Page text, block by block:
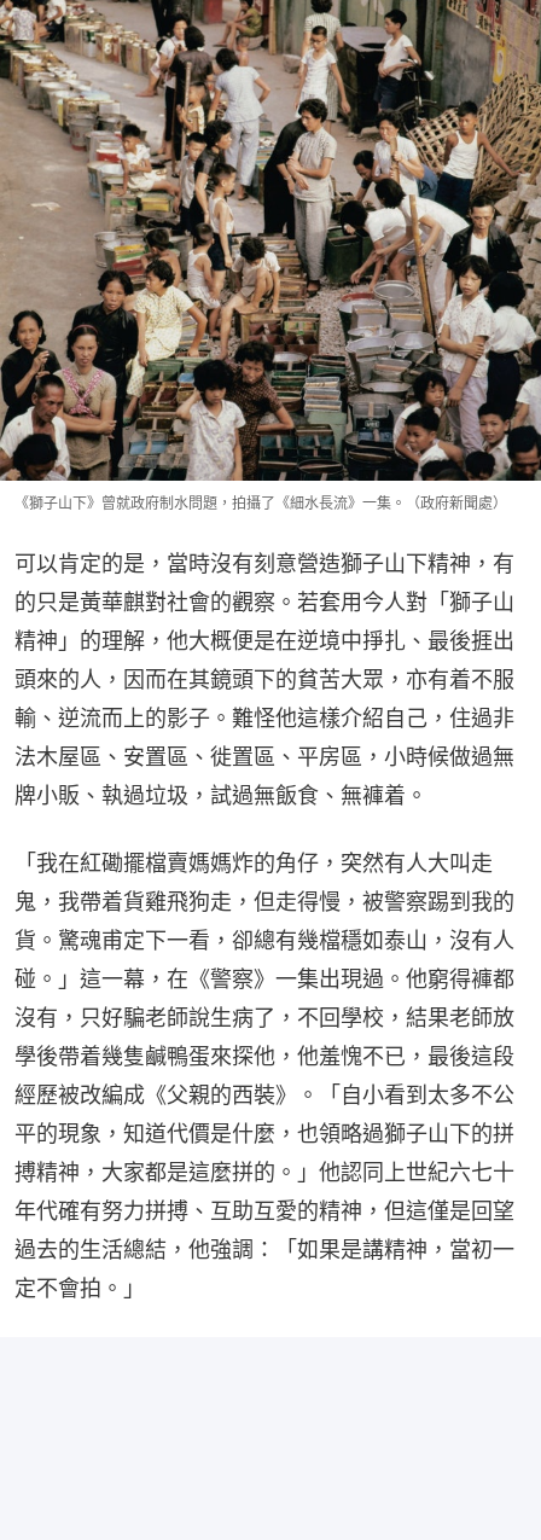
《獅子山下》曾就政府制水問題，拍攝了《細水長流》一集。（政府新聞處）
可以肯定的是，當時沒有刻意營造獅子山下精神，有
的只是黃華麒對社會的觀察。若套用今人對「獅子山
精神」的理解，他大概便是在逆境中掙扎、最後捱出
頭來的人，因而在其鏡頭下的貧苦大眾，亦有着不服
輸、逆流而上的影子。難怪他這樣介紹自己，住過非
法木屋區、安置區、徙置區、平房區，小時候做過無
牌小販、執過垃圾，試過無飯食、無褲着。
「我在紅磡擺檔賣媽媽炸的角仔，突然有人大叫走
鬼，我帶着貨雞飛狗走，但走得慢，被警察踢到我的
貨。驚魂甫定下一看，卻總有幾檔穩如泰山，沒有人
碰。」這一幕，在《警察》一集出現過。他窮得褲都
沒有，只好騙老師說生病了，不回學校，結果老師放
學後帶着幾隻鹹鴨蛋來探他，他羞愧不已，最後這段
經歷被改編成《父親的西裝》。「自小看到太多不公
平的現象，知道代價是什麼，也領略過獅子山下的拼
搏精神，大家都是這麼拼的。」他認同上世紀六七十
年代確有努力拼搏、互助互愛的精神，但這僅是回望
過去的生活總結，他強調：「如果是講精神，當初一
定不會拍。」